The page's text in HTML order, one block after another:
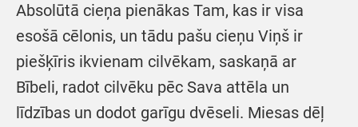
Absolūtā cieņa pienākas Tam, kas ir visa
esošā cēlonis, un tādu pašu cieņu Viņš ir
piešķīris ikvienam cilvēkam, saskaņā ar
Bībeli, radot cilvēku pēc Sava attēla un
līdzības un dodot garīgu dvēseli. Miesas dēļ